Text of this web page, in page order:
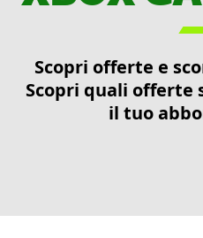
Scopri offerte e
Scopri quali offerte
il tuo